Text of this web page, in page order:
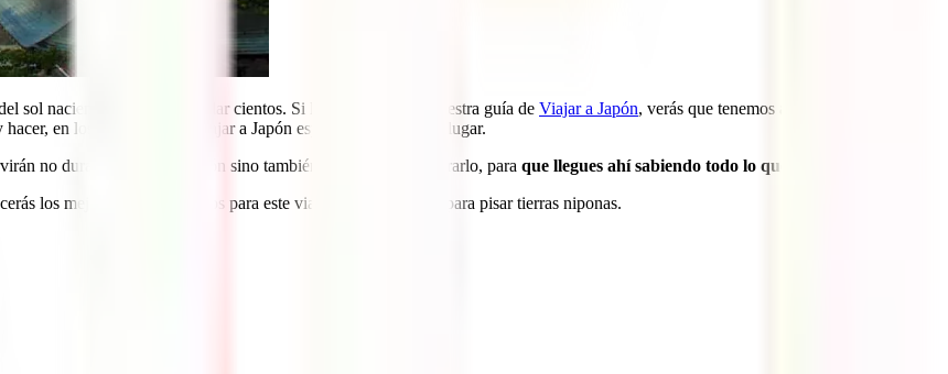
sol naciente, te podríamos dar cientos. Si le echas un ojo a nuestra guía de Viajar a Japón, verás que tenemos artículos de sus
en los consejos para viajar a Japón específicos para cada lugar.
no durante tu viaje a Japón sino también a la hora de prepararlo, para que llegues ahí sabiendo todo lo que necesitas
los mejores datos prácticos para este viajazo y estarás listo para pisar tierras niponas.